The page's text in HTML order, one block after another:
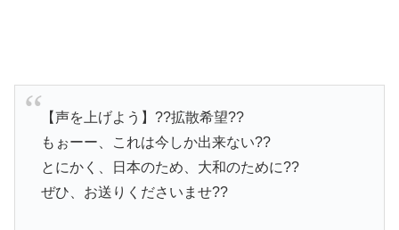
【声を上げよう】??拡散希望??
もぉーー、これは今しか出来ない??
とにかく、日本のため、大和のために??
ぜひ、お送りくださいませ??